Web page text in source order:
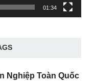
01:34
Nghiệp Toàn Quốc